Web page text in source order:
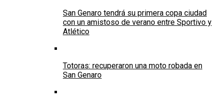
San Genaro tendrá su primera copa ciudad
con un amistoso de verano entre Sportivo y
Atlético
Totoras: recuperaron una moto robada en
San Genaro